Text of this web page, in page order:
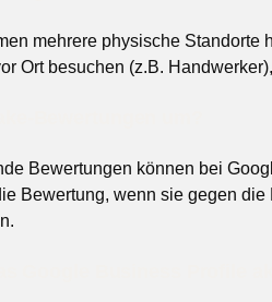
mehrere physische
Ort besuchen (z.B.
Bewertungen können bei
Bewertung, wenn sie gegen